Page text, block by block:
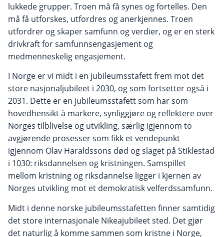
lukkede grupper. Troen må få synes og fortelles. Den
må få utforskes, utfordres og anerkjennes. Troen
utfordrer og skaper samfunn og verdier, og er en sterk
drivkraft for samfunnsengasjement og
medmenneskelig engasjement.
I Norge er vi midt i en jubileumsstafett frem mot det
store nasjonaljubileet i 2030, og som fortsetter også i
2031. Dette er en jubileumsstafett som har som
hovedhensikt å markere, synliggjøre og reflektere over
Norges tilblivelse og utvikling, særlig igjennom to
avgjørende prosesser som fikk et vendepunkt
igjennom Olav Haraldssons død og slaget på Stiklestad
i 1030: riksdannelsen og kristningen. Samspillet
mellom kristning og riksdannelse ligger i kjernen av
Norges utvikling mot et demokratisk velferdssamfunn.
Midt i denne norske jubileumsstafetten finner samtidig
det store internasjonale Nikeajubileet sted. Det gjør
det naturlig å komme sammen som kristne i Norge,